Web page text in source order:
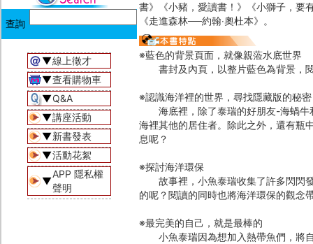
▼線上徵才
▼查看購物車
▼Q&A
▼講座活動
▼新書發表
▼活動花絮
▼
APP 隱私權
聲明
書》《小豬，愛讀書！》《小獅子，要
《走進森林──約翰‧奧杜本》。
※藍色的背景頁面，就像親蒞水底世界
書封及內頁，以整片藍色為背景，閱
※認識海洋裡的世界，尋找隱藏版的秘密
海底裡，除了泰瑞的好朋友-海蝸牛
海裡其他的居住者。除此之外，還有瓶
息呢？
※探討海洋環保
故事裡，小魚泰瑞收集了許多閃閃發
的呢？閱讀的同時也將海洋環保的觀念
※最完美的自己，就是最棒的
小魚泰瑞因為想加入熱帶魚們，將自